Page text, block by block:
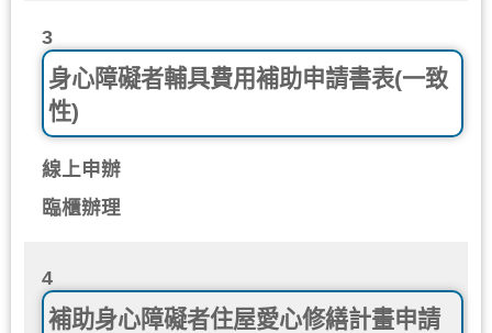
3
身心障礙者輔具費用補助申請書表(一致
性)
線上申辦
臨櫃辦理
4
補助身心障礙者住屋愛心修繕計畫申請